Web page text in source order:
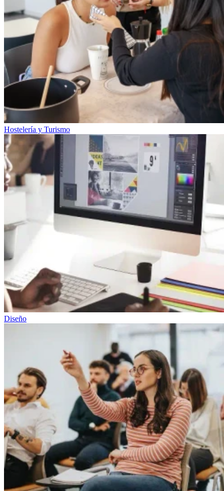
Hostelería y Turismo
Diseño